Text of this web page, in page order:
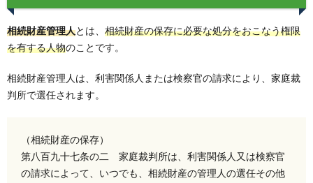
相続財産管理人とは、 相続財産の保存に必要な処分をおこなう権限
を有する人物のことです。
相続財産管理人は、利害関係人または検察官の請求により、家庭裁
判所で選任されます。
（相続財産の保存）
第八百九十七条の二 家庭裁判所は、利害関係人又は検察官
の請求によって、いつでも、相続財産の管理人の選任その他